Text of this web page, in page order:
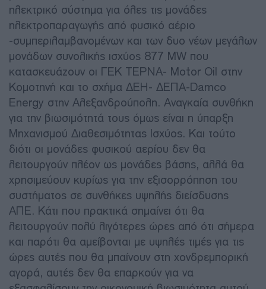
ηλεκτρικό σύστημα για όλες τις μονάδες
ηλεκτροπαραγωγής από φυσικό αέριο
-συμπεριλαμβανομένων και των δυο νέων μεγάλων
μονάδων συνολικής ισχύος 877 ΜW που
κατασκευάζουν οι ΓΕΚ ΤΕΡΝΑ- Motor Oil στην
Κομοτηνή και το σχήμα ΔΕΗ- ΔΕΠΑ-Damco
Energy στην Αλεξανδρούπολη. Αναγκαία συνθήκη
για την βιωσιμότητά τους όμως είναι η ύπαρξη
Μηχανισμού Διαθεσιμότητας Ισχύος. Και τούτο
διότι οι μονάδες φυσικού αερίου δεν θα
λειτουργούν πλέον ως μονάδες βάσης, αλλά θα
χρησιμεύουν κυρίως για την εξισορρόπηση του
συστήματος σε συνθήκες υψηλής διείσδυσης
ΑΠΕ. Κάτι που πρακτικά σημαίνει ότι θα
λειτουργούν πολύ λιγότερες ώρες από ότι σήμερα
και παρότι θα αμείβονται με υψηλές τιμές για τις
ώρες αυτές που θα μπαίνουν στη χονδρεμπορική
αγορά, αυτές δεν θα επαρκούν για να